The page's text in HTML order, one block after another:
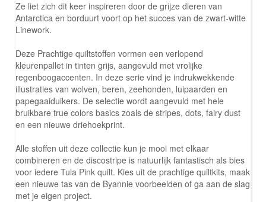
Ze liet zich dit keer inspireren door de grijze dieren van
Antarctica en borduurt voort op het succes van de zwart-witte
Linework.
Deze Prachtige quiltstoffen vormen een verlopend
kleurenpallet in tinten grijs, aangevuld met vrolijke
regenboogaccenten. In deze serie vind je indrukwekkende
illustraties van wolven, beren, zeehonden, luipaarden en
papegaaiduikers. De selectie wordt aangevuld met hele
bruikbare true colors basics zoals de stripes, dots, fairy dust
en een nieuwe driehoekprint.
Alle stoffen uit deze collectie kun je mooi met elkaar
combineren en de discostripe is natuurlijk fantastisch als bies
voor iedere Tula Pink quilt. Kies uit de prachtige quiltkits, maak
een nieuwe tas van de Byannie voorbeelden of ga aan de slag
met je eigen project.